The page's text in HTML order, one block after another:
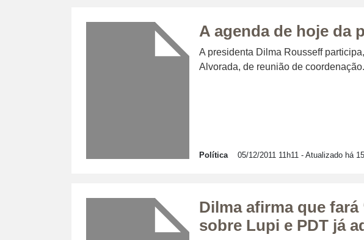
A agenda de hoje da
A presidenta Dilma Rousseff
Alvorada, de reunião de
Política 05/12/2011 11h11 - Atualizado há
Dilma afirma que fará
sobre Lupi e PDT já